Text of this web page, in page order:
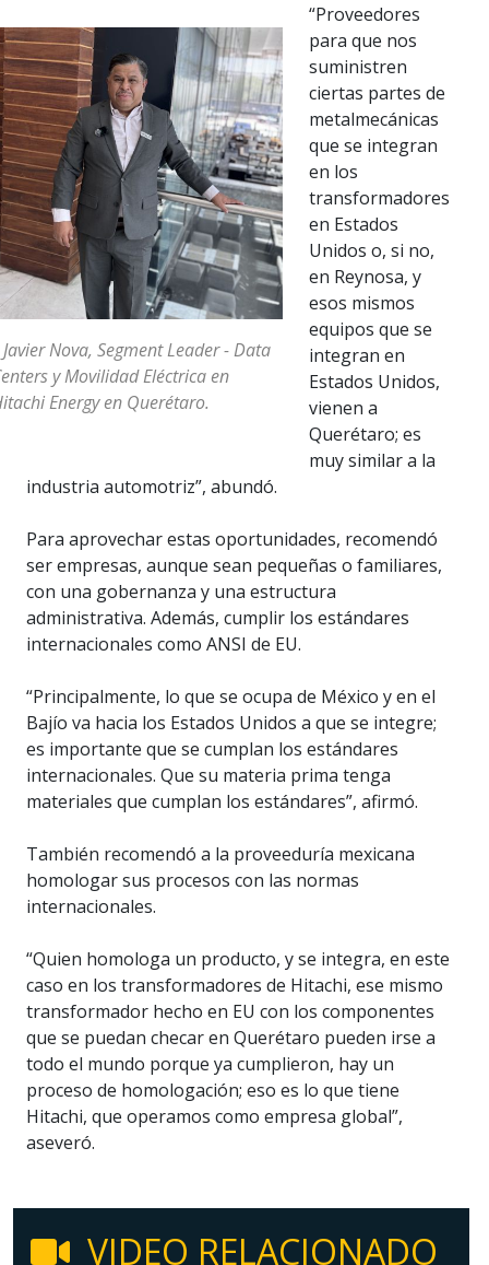
Javier Nova, Segment Leader - Data
y Movilidad Eléctrica en
Energy en Querétaro.
“Proveedores
para que nos
suministren
ciertas partes de
metalmecánicas
que se integran
en los
transformadores
en Estados
Unidos o, si no,
en Reynosa, y
esos mismos
equipos que se
integran en
Estados Unidos,
vienen a
Querétaro; es
muy similar a la
industria automotriz”, abundó.
Para aprovechar estas oportunidades, recomendó
ser empresas, aunque sean pequeñas o familiares,
con una gobernanza y una estructura
administrativa. Además, cumplir los estándares
internacionales como ANSI de EU.
“Principalmente, lo que se ocupa de México y en el
Bajío va hacia los Estados Unidos a que se integre;
es importante que se cumplan los estándares
internacionales. Que su materia prima tenga
materiales que cumplan los estándares”, afirmó.
También recomendó a la proveeduría mexicana
homologar sus procesos con las normas
internacionales.
“Quien homologa un producto, y se integra, en este
caso en los transformadores de Hitachi, ese mismo
transformador hecho en EU con los componentes
que se puedan checar en Querétaro pueden irse a
todo el mundo porque ya cumplieron, hay un
proceso de homologación; eso es lo que tiene
Hitachi, que operamos como empresa global”,
aseveró.
VIDEO RELACIONADO